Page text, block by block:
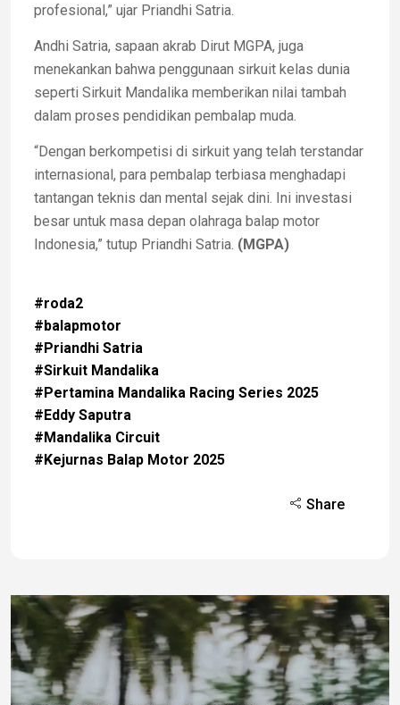
profesional,” ujar Priandhi Satria.
Andhi Satria, sapaan akrab Dirut MGPA, juga
menekankan bahwa penggunaan sirkuit kelas dunia
seperti Sirkuit Mandalika memberikan nilai tambah
dalam proses pendidikan pembalap muda.
“Dengan berkompetisi di sirkuit yang telah terstandar
internasional, para pembalap terbiasa menghadapi
tantangan teknis dan mental sejak dini. Ini investasi
besar untuk masa depan olahraga balap motor
Indonesia,” tutup Priandhi Satria. (MGPA)
#roda2
#balapmotor
#Priandhi Satria
#Sirkuit Mandalika
#Pertamina Mandalika Racing Series 2025
#Eddy Saputra
#Mandalika Circuit
#Kejurnas Balap Motor 2025
Share